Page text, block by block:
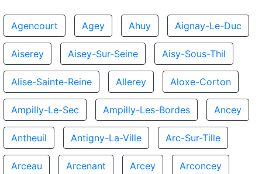
Agencourt Agey Ahuy Aignay-Le-Duc
Aiserey Aisey-Sur-Seine Aisy-Sous-Thil
Alise-Sainte-Reine Allerey Aloxe-Corton
Ampilly-Le-Sec Ampilly-Les-Bordes Ancey
Antheuil Antigny-La-Ville Arc-Sur-Tille
Arceau Arcenant Arcey Arconcey